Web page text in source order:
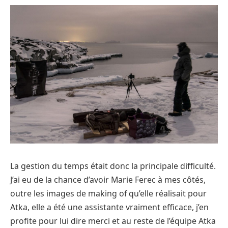
La gestion du temps était donc la principale difficulté.
J’ai eu de la chance d’avoir Marie Ferec à mes côtés,
outre les images de making of qu’elle réalisait pour
Atka, elle a été une assistante vraiment efficace, j’en
profite pour lui dire merci et au reste de l’équipe Atka